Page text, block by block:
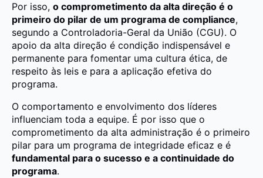
Por isso, o comprometimento da alta direção é o
primeiro do pilar de um programa de compliance,
segundo a Controladoria-Geral da União (CGU). O
apoio da alta direção é condição indispensável e
permanente para fomentar uma cultura ética, de
respeito às leis e para a aplicação efetiva do
programa.
O comportamento e envolvimento dos líderes
influenciam toda a equipe. É por isso que o
comprometimento da alta administração é o primeiro
pilar para um programa de integridade eficaz e é
fundamental para o sucesso e a continuidade do
programa.